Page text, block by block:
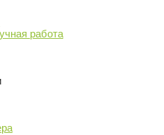
работа